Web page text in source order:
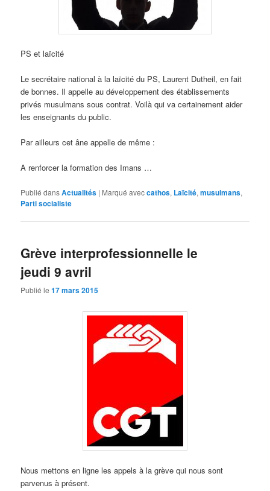
PS et laïcité
Le secrétaire national à la laïcité du PS, Laurent Dutheil, en fait
de bonnes. Il appelle au développement des établissements
privés musulmans sous contrat. Voilà qui va certainement aider
les enseignants du public.
Par ailleurs cet âne appelle de même :
A renforcer la formation des Imans …
Publié dansActualités | Marqué aveccathos, Laïcité,musulmans,
Parti socialiste
Grève interprofessionnelle le
jeudi 9 avril
Publié le17 mars 2015
Nous mettons en ligne les appels à la grève qui nous sont
parvenus à présent.